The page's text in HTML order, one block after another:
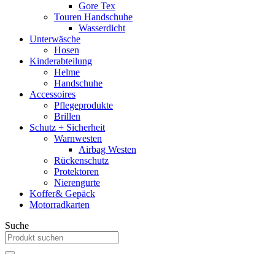
Gore Tex
Touren Handschuhe
Wasserdicht
Unterwäsche
Hosen
Kinderabteilung
Helme
Handschuhe
Accessoires
Pflegeprodukte
Brillen
Schutz + Sicherheit
Warnwesten
Airbag Westen
Rückenschutz
Protektoren
Nierengurte
Koffer& Gepäck
Motorradkarten
Suche